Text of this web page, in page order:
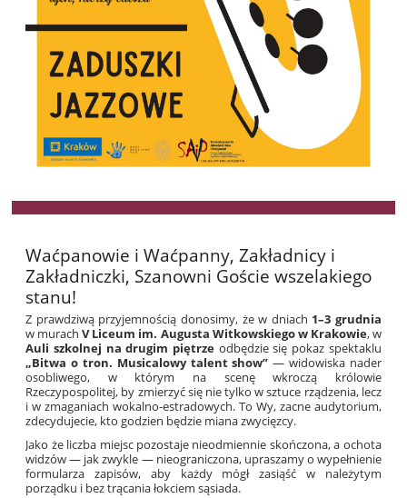
Waćpanowie i Waćpanny, Zakładnicy i
Zakładniczki, Szanowni Goście wszelakiego
stanu!
Z prawdziwą przyjemnością donosimy, że w dniach 1–3 grudnia
w murachV Liceum im. Augusta Witkowskiego w Krakowie, w
Auli szkolnej na drugim piętrze odbędzie się pokaz spektaklu
„Bitwa o tron. Musicalowy talent show” — widowiska nader
osobliwego, w którym na scenę wkroczą królowie
Rzeczypospolitej, by zmierzyć się nie tylko w sztuce rządzenia, lecz
i w zmaganiach wokalno-estradowych. To Wy, zacne audytorium,
zdecydujecie, kto godzien będzie miana zwycięzcy.
Jako że liczba miejsc pozostaje nieodmiennie skończona, a ochota
widzów — jak zwykle — nieograniczona, upraszamy o wypełnienie
formularza zapisów, aby każdy mógł zasiąść w należytym
porządku i bez trącania łokciem sąsiada.